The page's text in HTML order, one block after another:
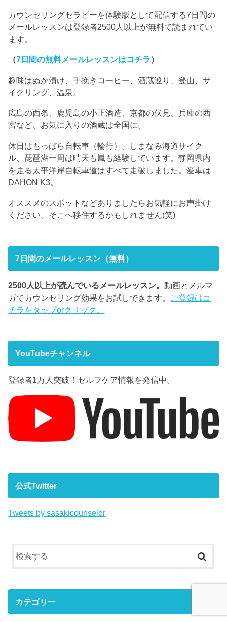
カウンセリングセラピーを体験版として配信する7日間の
メールレッスンは登録者2500人以上が無料で読まれてい
ます。
（7日間の無料メールレッスンはコチラ ）
趣味はぬか漬け、手挽きコーヒー、酒蔵巡り、登山、サ
イクリング、温泉。
広島の西条、鹿児島の小正酒造、京都の伏見、兵庫の西
宮など、お気に入りの酒蔵は全国に。
休日はもっぱら自転車（輪行）。しまなみ海道サイク
ル、琵琶湖一周は晴天も嵐も経験しています。静岡県内
を走る太平洋岸自転車道はすべて走破しました。愛車は
DAHON K3。
オススメのスポットなどありましたらお気軽にお声掛け
ください。そこへ移住するかもしれません(笑)
7日間のメールレッスン（無料）
2500人以上が読んでいるメールレッスン。動画とメルマ
ガでカウンセリング効果をお試しできます。 ご登録はコ
チラをタップorクリック。
YouTubeチャンネル
登録者1万人突破！セルフケア情報を発信中。
公式Twitter
Tweets by sasakicounselor
カテゴリー